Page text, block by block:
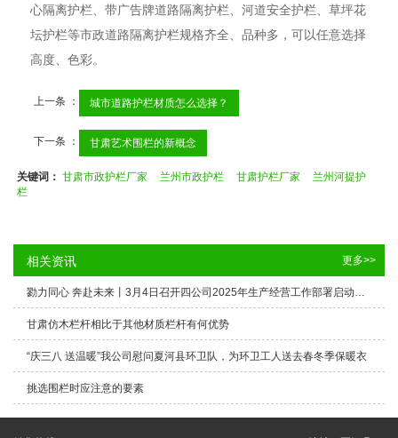
心隔离护栏、带广告牌道路隔离护栏、河道安全护栏、草坪花
坛护栏等市政道路隔离护栏规格齐全、品种多，可以任意选择
高度、色彩。
上一条 ： 城市道路护栏材质怎么选择？
下一条 ： 甘肃艺术围栏的新概念
关键词：甘肃市政护栏厂家 兰州市政护栏 甘肃护栏厂家
兰州河提护
栏
相关资讯 更多>>
勠力同心 奔赴未来丨3月4日召开四公司2025年生产经营工作部署启动大会
甘肃仿木栏杆相比于其他材质栏杆有何优势
“庆三八 送温暖”我公司慰问夏河县环卫队，为环卫工人送去春冬季保暖衣
挑选围栏时应注意的要素